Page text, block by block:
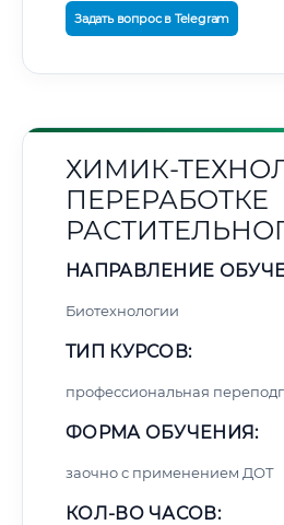
Задать вопрос в Telegram
ХИМИК-
ПЕРЕРАБОТКЕ
НАПРАВЛЕНИЕ
Биотехнологии
ТИП КУРСОВ:
профессиональная
ФОРМА ОБУЧЕНИЯ:
заочно с применением ДОТ
КОЛ-ВО ЧАСОВ: